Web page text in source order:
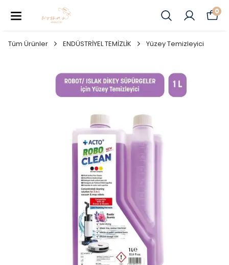
0
Tüm Ürünler ENDÜSTRİYEL TEMİZLİK Yüzey Temizleyici